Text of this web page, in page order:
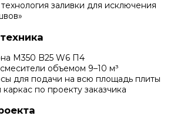
заливки для исключения
М350 B25 W6 П4
объемом 9–10 м³
для подачи на всю площадь плиты
по проекту заказчика